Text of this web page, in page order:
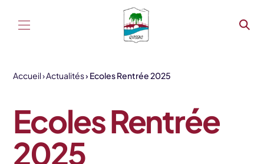
Accueil Actualités Ecoles Rentrée 2025
Ecoles Rentrée
2025